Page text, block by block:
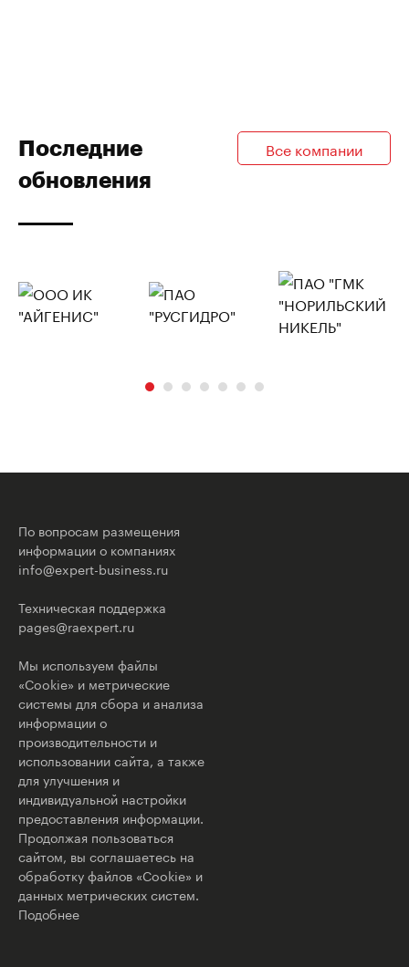
Последние
обновления
Все компании
По вопросам размещения
информации о компаниях
info@expert-business.ru
Техническая поддержка
pages@raexpert.ru
Мы используем файлы
«Cookie» и метрические
системы для сбора и анализа
информации о
производительности и
использовании сайта, а также
для улучшения и
индивидуальной настройки
предоставления информации.
Продолжая пользоваться
сайтом, вы соглашаетесь на
обработку файлов «Cookie» и
данных метрических систем.
Подобнее